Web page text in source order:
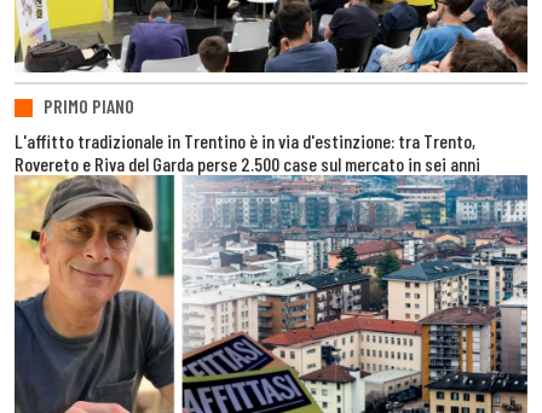
PRIMO PIANO
L'affitto tradizionale in Trentino è in via d'estinzione: tra Trento,
Rovereto e Riva del Garda perse 2.500 case sul mercato in sei anni